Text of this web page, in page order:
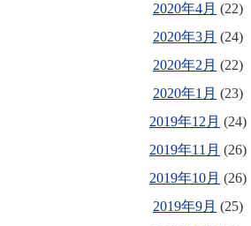
2020年4月 (22)
2020年3月 (24)
2020年2月 (22)
2020年1月 (23)
2019年12月 (24)
2019年11月 (26)
2019年10月 (26)
2019年9月 (25)